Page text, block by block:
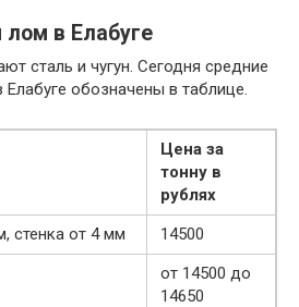
в Елабуге
сталь и чугун. Сегодня средние
обозначены в таблице.
Цена за
тонну в
рублях
стенка от 4 мм
14500
от 14500 до
14650